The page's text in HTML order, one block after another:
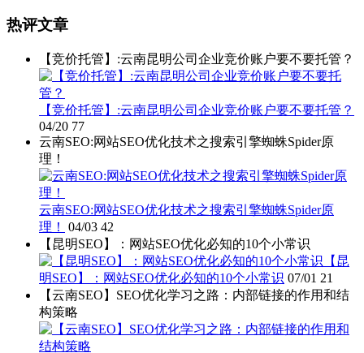
热评文章
【竞价托管】:云南昆明公司企业竞价账户要不要托管？
【竞价托管】:云南昆明公司企业竞价账户要不要托管？
04/20 77
云南SEO:网站SEO优化技术之搜索引擎蜘蛛Spider原
理！
云南SEO:网站SEO优化技术之搜索引擎蜘蛛Spider原
理！
04/03 42
【昆明SEO】：网站SEO优化必知的10个小常识
【昆
明SEO】：网站SEO优化必知的10个小常识 07/01 21
【云南SEO】SEO优化学习之路：内部链接的作用和结
构策略